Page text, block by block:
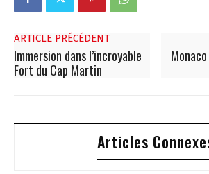
ARTICLE PRÉCÉDENT
Immersion dans l’incroyable
Fort du Cap Martin
Articles